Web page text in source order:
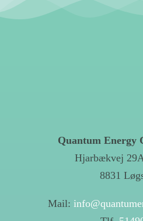
Quantum Energy
Hjarbækvej
8831
Mail: